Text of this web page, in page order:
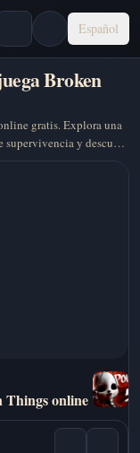
Español
Broken
gratis. Explora una
supervivencia y descubre
Things online